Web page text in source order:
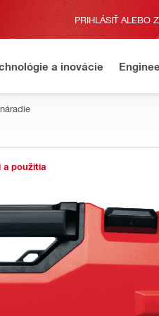
PRIHLÁSIŤ ALEBO
a inovácie
a použitia